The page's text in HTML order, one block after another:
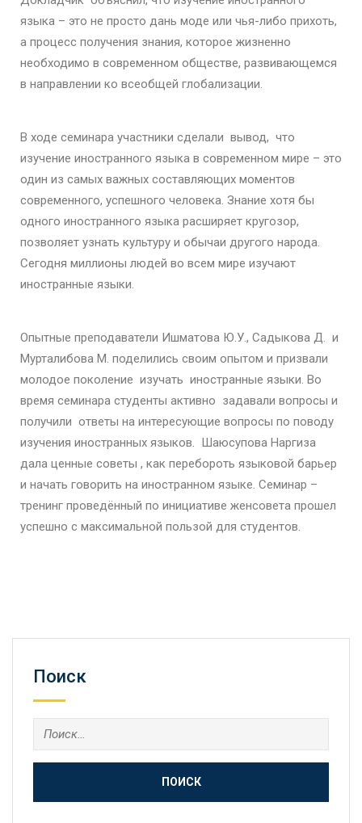
языка – это не просто дань моде или чья-либо прихоть,
а процесс получения знания, которое жизненно
необходимо в современном обществе, развивающемся
в направлении ко всеобщей глобализации.
В ходе семинара участники сделали вывод, что
изучение иностранного языка в современном мире – это
один из самых важных составляющих моментов
современного, успешного человека. Знание хотя бы
одного иностранного языка расширяет кругозор,
позволяет узнать культуру и обычаи другого народа.
Сегодня миллионы людей во всем мире изучают
иностранные языки.
Опытные преподаватели Ишматова Ю.У., Садыкова Д. и
Мурталибова М. поделились своим опытом и призвали
молодое поколение изучать иностранные языки. Во
время семинара студенты активно задавали вопросы и
получили ответы на интересующие вопросы по поводу
изучения иностранных языков. Шаюсупова Наргиза
дала ценные советы , как перебороть языковой барьер
и начать говорить на иностранном языке. Семинар –
тренинг проведённый по инициативе женсовета прошел
успешно с максимальной пользой для студентов.
Поиск